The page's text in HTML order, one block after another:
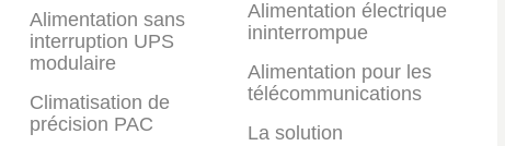
Alimentation sans
interruption UPS
modulaire
Climatisation de
précision PAC
Alimentation électrique
ininterrompue
Alimentation pour les
télécommunications
La solution